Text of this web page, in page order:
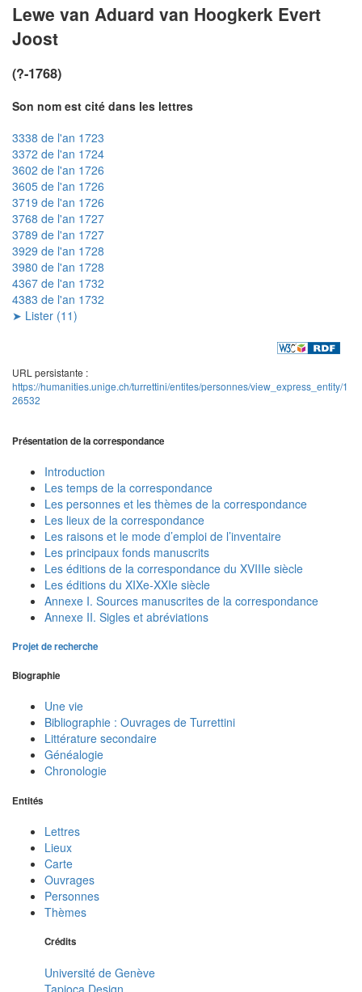
Lewe van Aduard van Hoogkerk Evert
Joost
(?-1768)
Son nom est cité dans les lettres
3338 de l'an 1723
3372 de l'an 1724
3602 de l'an 1726
3605 de l'an 1726
3719 de l'an 1726
3768 de l'an 1727
3789 de l'an 1727
3929 de l'an 1728
3980 de l'an 1728
4367 de l'an 1732
4383 de l'an 1732
➤ Lister (11)
URL persistante :
https://humanities.unige.ch/turrettini/entites/personnes/view_express_entity/1
26532
Présentation de la correspondance
Introduction
Les temps de la correspondance
Les personnes et les thèmes de la correspondance
Les lieux de la correspondance
Les raisons et le mode d’emploi de l’inventaire
Les principaux fonds manuscrits
Les éditions de la correspondance du XVIIIe siècle
Les éditions du XIXe-XXIe siècle
Annexe I. Sources manuscrites de la correspondance
Annexe II. Sigles et abréviations
Projet de recherche
Biographie
Une vie
Bibliographie : Ouvrages de Turrettini
Littérature secondaire
Généalogie
Chronologie
Entités
Lettres
Lieux
Carte
Ouvrages
Personnes
Thèmes
Crédits
Université de Genève
Tapioca Design